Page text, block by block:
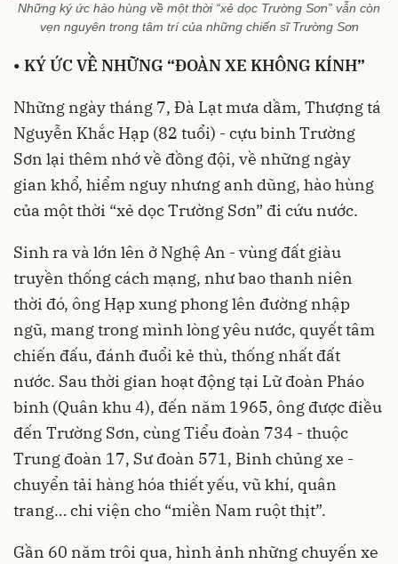
Những ký ức hào hùng về một thời “xẻ dọc Trường Sơn” vẫn còn
vẹn nguyên trong tâm trí của những chiến sĩ Trường Sơn
• KÝ ỨC VỀ NHỮNG “ĐOÀN XE KHÔNG KÍNH”
Những ngày tháng 7, Đà Lạt mưa dầm, Thượng tá
Nguyễn Khắc Hạp (82 tuổi) - cựu binh Trường
Sơn lại thêm nhớ về đồng đội, về những ngày
gian khổ, hiểm nguy nhưng anh dũng, hào hùng
của một thời “xẻ dọc Trường Sơn” đi cứu nước.
Sinh ra và lớn lên ở Nghệ An - vùng đất giàu
truyền thống cách mạng, như bao thanh niên
thời đó, ông Hạp xung phong lên đường nhập
ngũ, mang trong mình lòng yêu nước, quyết tâm
chiến đấu, đánh đuổi kẻ thù, thống nhất đất
nước. Sau thời gian hoạt động tại Lữ đoàn Pháo
binh (Quân khu 4), đến năm 1965, ông được điều
đến Trường Sơn, cùng Tiểu đoàn 734 - thuộc
Trung đoàn 17, Sư đoàn 571, Binh chủng xe -
chuyển tải hàng hóa thiết yếu, vũ khí, quân
trang… chi viện cho “miền Nam ruột thịt”.
Gần 60 năm trôi qua, hình ảnh những chuyến xe